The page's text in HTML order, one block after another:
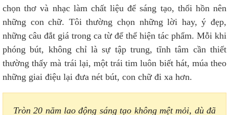
chọn thơ và nhạc làm chất liệu để sáng tạo, thổi hồn nên
những con chữ. Tôi thường chọn những lời hay, ý đẹp,
những câu đắt giá trong ca từ để thể hiện tác phẩm. Mỗi khi
phóng bút, không chỉ là sự tập trung, tĩnh tâm cần thiết
thường thấy mà trái lại, một trái tim luôn biết hát, múa theo
những giai điệu lại đưa nét bút, con chữ đi xa hơn.
Tròn 20 năm lao động sáng tạo không mệt mỏi, dù đã